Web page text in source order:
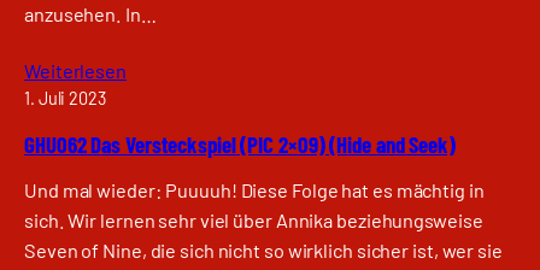
anzusehen. In…
Weiterlesen
1. Juli 2023
GHU062 Das Versteckspiel (PIC 2×09) (Hide and Seek)
Und mal wieder: Puuuuh! Diese Folge hat es mächtig in
sich. Wir lernen sehr viel über Annika beziehungsweise
Seven of Nine, die sich nicht so wirklich sicher ist, wer sie